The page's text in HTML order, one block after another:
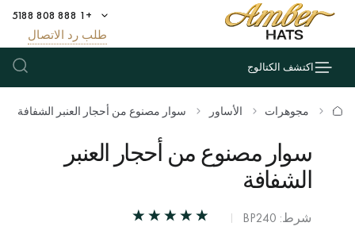
+1 888 808 5188
طلب رد الاتصال
اكتشف الكتالوج
مجوهرات الأساور سوار مصنوع من أحجار العنبر الشفافة
سوار مصنوع من أحجار العنبر
الشفافة
شرط: BP240